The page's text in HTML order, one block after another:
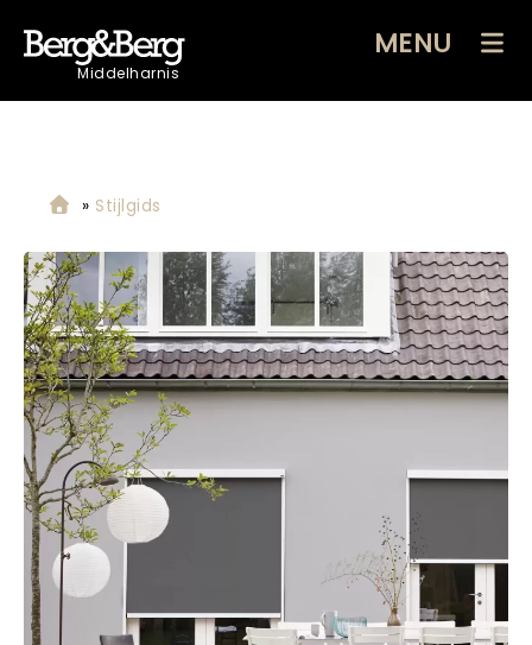
Middelharnis
MENU
» Stijlgids